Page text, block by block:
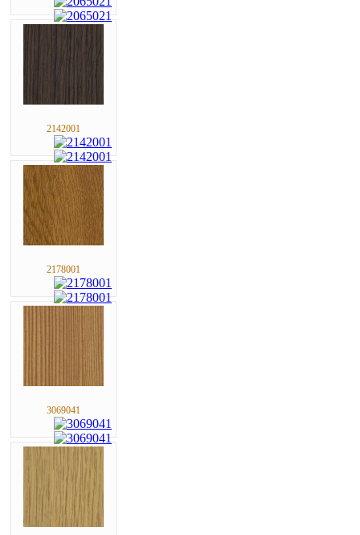
2142001
2178001
3069041